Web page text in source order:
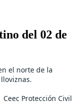
del 02 de
el norte de la
Ceec Protección Civil